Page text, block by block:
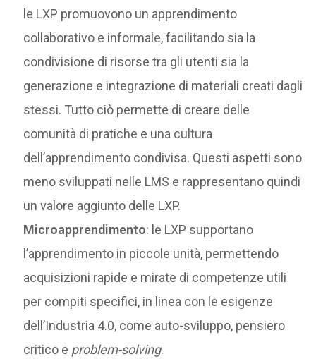
le LXP promuovono un apprendimento
collaborativo e informale, facilitando sia la
condivisione di risorse tra gli utenti sia la
generazione e integrazione di materiali creati dagli
stessi. Tutto ciò permette di creare delle
comunità di pratiche e una cultura
dell’apprendimento condivisa. Questi aspetti sono
meno sviluppati nelle LMS e rappresentano quindi
un valore aggiunto delle LXP.
Microapprendimento: le LXP supportano
l’apprendimento in piccole unità, permettendo
acquisizioni rapide e mirate di competenze utili
per compiti specifici, in linea con le esigenze
dell’Industria 4.0, come auto-sviluppo, pensiero
critico e problem-solving.